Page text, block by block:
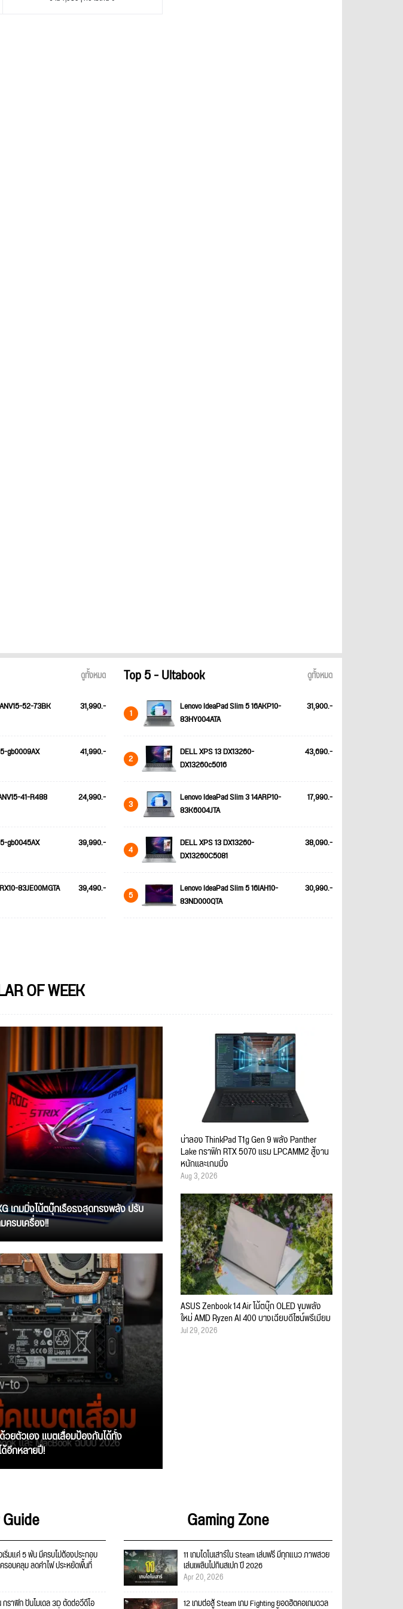
ดูทั้งหมด
52-73BK 31,990.-
gb0009AX 41,990.-
41-R488 24,990.-
gb0045AX 39,990.-
83JE00MGTA 39,490.-
Top 5 - Ultabook ดูทั้งหมด
1
Lenovo IdeaPad Slim 5 16AKP10-
83HY004ATA
31,900.-
2
DELL XPS 13 DX13260-
DX13260c5016
43,690.-
3
Lenovo IdeaPad Slim 3 14ARP10-
83K6004JTA
17,990.-
4
DELL XPS 13 DX13260-
DX13260C5081
38,090.-
5
Lenovo IdeaPad Slim 5 16IAH10-
83ND000QTA
30,990.-
OF WEEK
เกมมิ่งโน้ตบุ๊กเรือธงสุดทรงพลัง ปรับ
รบเครื่อง!!
ยตัวเอง แบตเสื่อมป้องกันได้ทั้ง
อีกหลายปี!
น่าลอง ThinkPad T1g Gen 9 พลัง Panther
Lake กราฟิก RTX 5070 แรม LPCAMM2 สู้งาน
หนักและเกมมิ่ง
Aug 3, 2026
ASUS Zenbook 14 Air โน้ตบุ๊ก OLED ขุมพลัง
ใหม่ AMD Ryzen AI 400 บางเฉียบดีไซน์พรีเมียม
Jul 29, 2026
ริ่มแค่ 5 พัน มีครบไม่ต้องประกอบ
รอบคลุม ลดค่าไฟ ประหยัดพื้นที่
ราฟิก ปั้นโมเดล 3D ตัดต่อวีดีโอ
Gaming Zone
11 เกมไดโนเสาร์ใน Steam เล่นฟรี มีทุกแนว ภาพสวย
เล่นเพลินไม่กินสเปก ปี 2026
Apr 20, 2026
12 เกมต่อสู้ Steam เกม Fighting ยอดฮิตคอเกมดวล